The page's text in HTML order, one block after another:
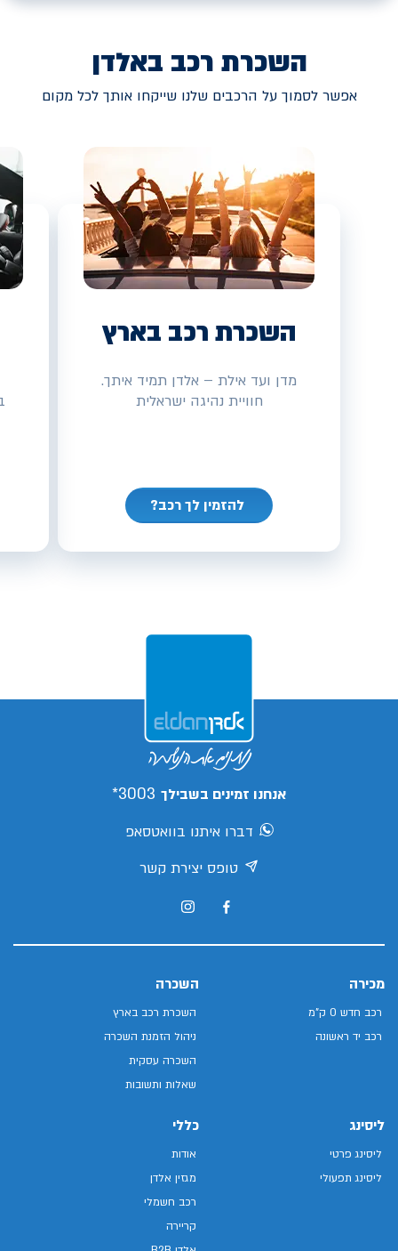
השכרת רכב באלדן
אפשר לסמוך על הרכבים שלנו שייקחו אותך לכל מקום
השכרת רכב בארץ
מדן ועד אילת – אלדן תמיד איתך.
חוויית נהיגה ישראלית
להזמין לך רכב?
אנחנו זמינים בשבילך 3003*
דברו איתנו בוואטסאפ
טופס יצירת קשר
מכירה
רכב חדש 0 ק"מ
רכב יד ראשונה
השכרה
השכרת רכב בארץ
ניהול הזמנת השכרה
השכרה עסקית
שאלות ותשובות
ליסינג
ליסינג פרטי
ליסינג תפעולי
כללי
אודות
מגזין אלדן
רכב חשמלי
קריירה